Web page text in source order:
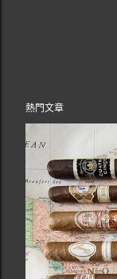
貼
留
言
熱門文章